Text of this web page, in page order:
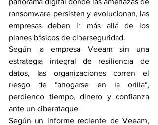
ransomware persisten y evolucionan, las
empresas deben ir más allá de los
planes básicos de ciberseguridad.
Según la empresa Veeam sin una
estrategia integral de resiliencia de
datos, las organizaciones corren el
riesgo de "ahogarse en la orilla",
perdiendo tiempo, dinero y confianza
ante un ciberataque.
Según un informe reciente de Veeam,